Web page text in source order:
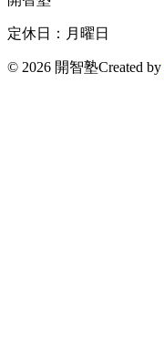
定休日：月曜日
© 2026 開智塾Created by